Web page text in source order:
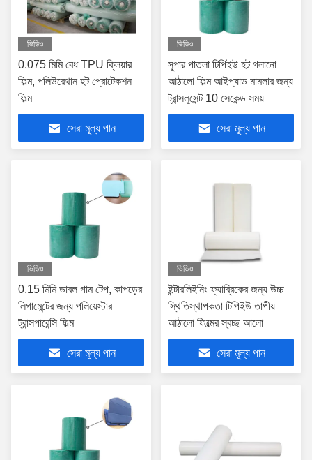
ভিডিও
0.075 মিমি বেধ TPU ক্লিয়ার
ফিল্ম, পলিউরেথান হট প্রোটেকশন
ফিল্ম
সেরা মূল্য পান
ভিডিও
সুপার পাতলা টিপিইউ হট গলানো
আঠালো ফিল্ম আইপ্যাড মামলার জন্য
ট্রান্সলুসেন্ট 10 সেকেন্ড সময়
সেরা মূল্য পান
ভিডিও
0.15 মিমি ডাবল গাম টেপ, কাপড়ের
লিগামেন্টের জন্য পলিয়েস্টার
ট্রান্সপারেন্সি ফিল্ম
সেরা মূল্য পান
ভিডিও
ইন্টারলিইনিং ফ্যাব্রিকের জন্য উচ্চ
স্থিতিস্থাপকতা টিপিইউ তাপীয়
আঠালো ফিল্মের স্বচ্ছ আলো
সেরা মূল্য পান